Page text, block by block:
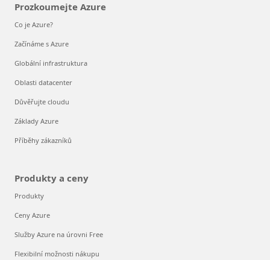
Prozkoumejte Azure
Co je Azure?
Začínáme s Azure
Globální infrastruktura
Oblasti datacenter
Důvěřujte cloudu
Základy Azure
Příběhy zákazníků
Produkty a ceny
Produkty
Ceny Azure
Služby Azure na úrovni Free
Flexibilní možnosti nákupu